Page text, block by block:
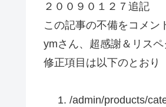
２００９０１２７追記
この記事の不備をコメン
ymさん、超感謝＆リスペ
修正項目は以下のとおり
/admin/products/